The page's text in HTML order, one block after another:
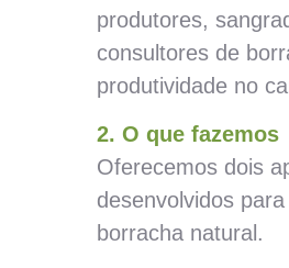
produtores,
consultores de
produtividade no
2. O que fazemos
Oferecemos dois
desenvolvidos
borracha natural.